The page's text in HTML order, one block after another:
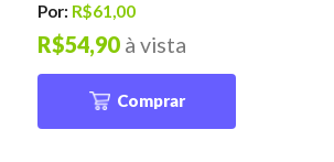
Por: R$61,00
à vista
R$54,90
Comprar